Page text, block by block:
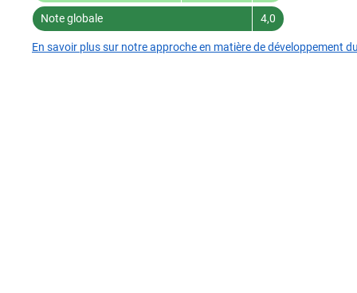
Note globale 4,0
En savoir plus sur notre approche en matière de développement